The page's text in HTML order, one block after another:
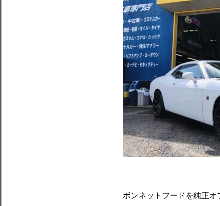
ボンネットフードを純正